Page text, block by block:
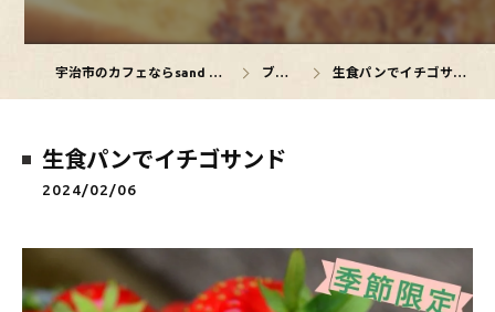
宇治市のカフェならsand cafe ブログ 生食パンでイチゴサンド
生食パンでイチゴサンド
2024/02/06